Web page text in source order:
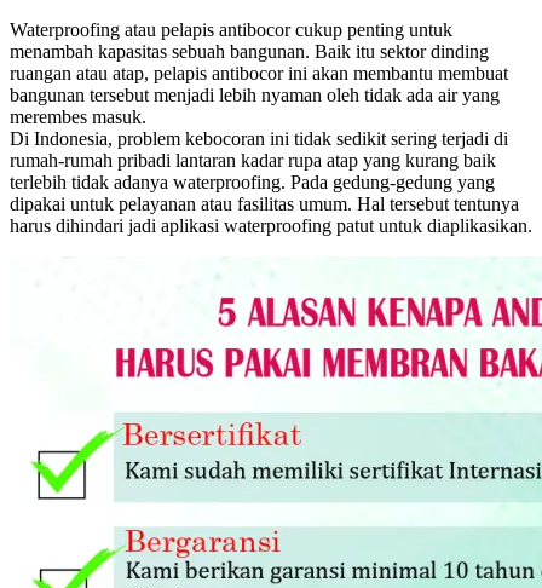
Waterproofing atau pelapis antibocor cukup penting untuk
menambah kapasitas sebuah bangunan. Baik itu sektor dinding
ruangan atau atap, pelapis antibocor ini akan membantu membuat
bangunan tersebut menjadi lebih nyaman oleh tidak ada air yang
merembes masuk.
Di Indonesia, problem kebocoran ini tidak sedikit sering terjadi di
rumah-rumah pribadi lantaran kadar rupa atap yang kurang baik
terlebih tidak adanya waterproofing. Pada gedung-gedung yang
dipakai untuk pelayanan atau fasilitas umum. Hal tersebut tentunya
harus dihindari jadi aplikasi waterproofing patut untuk diaplikasikan.